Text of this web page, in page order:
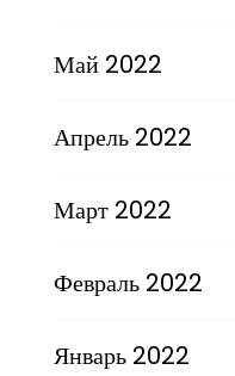
Май 2022
Апрель 2022
Март 2022
Февраль 2022
Январь 2022